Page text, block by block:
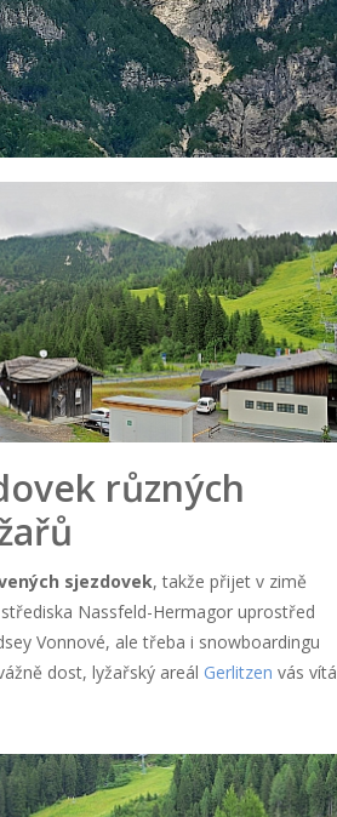
různých
sjezdovek, takže přijet v zimě
Nassfeld-Hermagor uprostřed
Vonnové, ale třeba i snowboardingu
dost, lyžařský areál Gerlitzen vás vítá